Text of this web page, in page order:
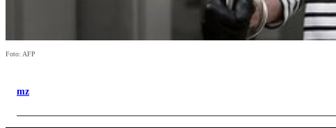
Foto: AFP
mz